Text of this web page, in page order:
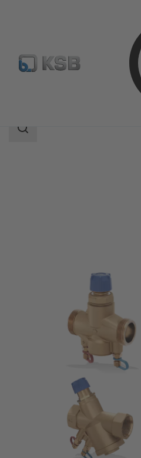
Sökomfattning